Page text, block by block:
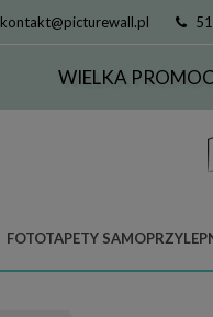
kontakt@picturewall.pl
WIELKA
FOTOTAPETY